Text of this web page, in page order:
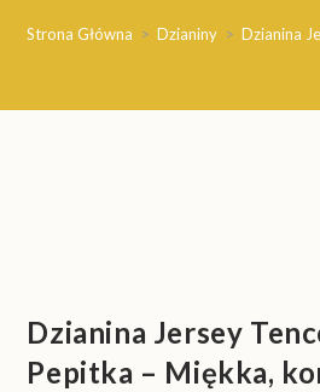
Strona Główna > Dzianiny > Dzianina
Dzianina Jersey
Pepitka – Miękka,